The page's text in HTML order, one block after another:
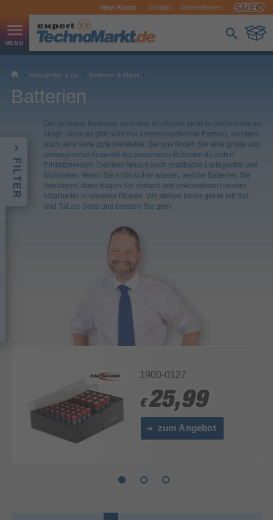
Mein Konto Kontakt Unternehmen
FILTER
Kleingeräte & Co Batterien & Akkus
Batterien
Die richtigen Batterien zu finden ist oftmals nicht so einfach wie es
klingt. Denn es gibt nicht nur unterschiedlichste Formen, sondern
auch sehr viele gute Hersteller. Bei uns finden Sie eine große und
umfangreiche Auswahl der passenden Batterien für jeden
Einsatzbereich. Darüber hinaus auch praktische Ladegeräte und
Multimeter. Wenn Sie nicht sicher wissen, welche Batterien Sie
benötigen, dann fragen Sie einfach und unkompliziert unsere
Mitarbeiter in unseren Filialen. Wir stehen Ihnen gerne mit Rat
und Tat zur Seite und beraten Sie gern.
1900-0127
€ 25,99
€ 25,99
zum Angebot